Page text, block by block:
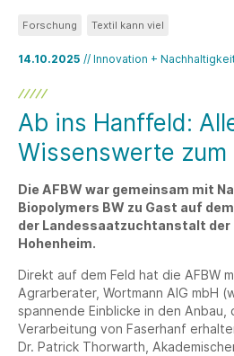
14.10.2025 // Innovation +
Forschung Textil kann viel
Ab ins Hanffeld:
Wissenswerte zum
Die AFBW war gemeinsam mit
Biopolymers BW zu Gast auf
der Landessaatzuchtanstalt
Hohenheim.
Direkt auf dem Feld hat die AFBW
Agrarberater, Wortmann AIG mbH
spannende Einblicke in den Anbau,
Verarbeitung von Faserhanf
Dr. Patrick Thorwarth,